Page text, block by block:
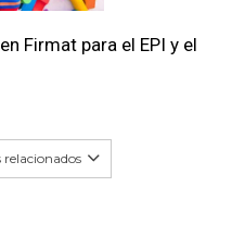
Firmat para el EPI y el